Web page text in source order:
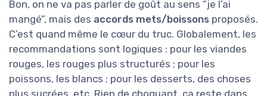
Bon, on ne va pas parler de goût au sens “je l’ai
mangé”, mais des accords mets/boissons proposés.
C’est quand même le cœur du truc. Globalement, les
recommandations sont logiques : pour les viandes
rouges, les rouges plus structurés ; pour les
poissons, les blancs ; pour les desserts, des choses